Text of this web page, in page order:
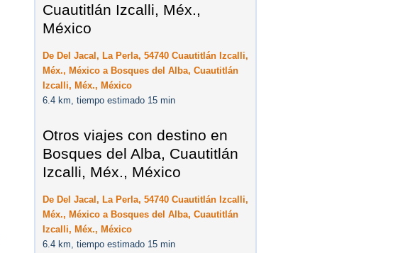
Cuautitlán Izcalli, Méx.,
México
De Del Jacal, La Perla, 54740 Cuautitlán Izcalli,
Méx., México a Bosques del Alba, Cuautitlán
Izcalli, Méx., México
6.4 km, tiempo estimado 15 min
Otros viajes con destino en
Bosques del Alba, Cuautitlán
Izcalli, Méx., México
De Del Jacal, La Perla, 54740 Cuautitlán Izcalli,
Méx., México a Bosques del Alba, Cuautitlán
Izcalli, Méx., México
6.4 km, tiempo estimado 15 min